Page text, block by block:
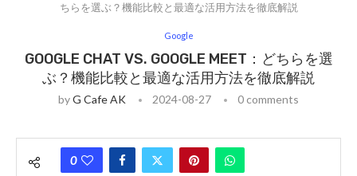
ちらを選ぶ？機能比較と最適な活用方法を徹底解説
Google
GOOGLE CHAT VS. GOOGLE MEET：どちらを選
ぶ？機能比較と最適な活用方法を徹底解説
byG Cafe AK 2024-08-27 0 comments
0